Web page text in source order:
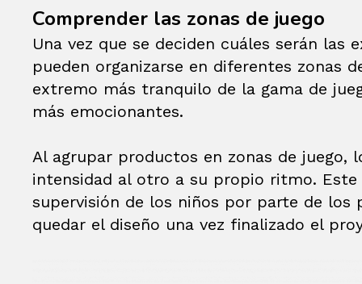
Comprender las zonas de juego
Una vez que se deciden cuáles serán las
pueden organizarse en diferentes zonas
extremo más tranquilo de la gama de
más emocionantes.
Al agrupar productos en zonas de juego,
intensidad al otro a su propio ritmo.
supervisión de los niños por parte de los
quedar el diseño una vez finalizado el